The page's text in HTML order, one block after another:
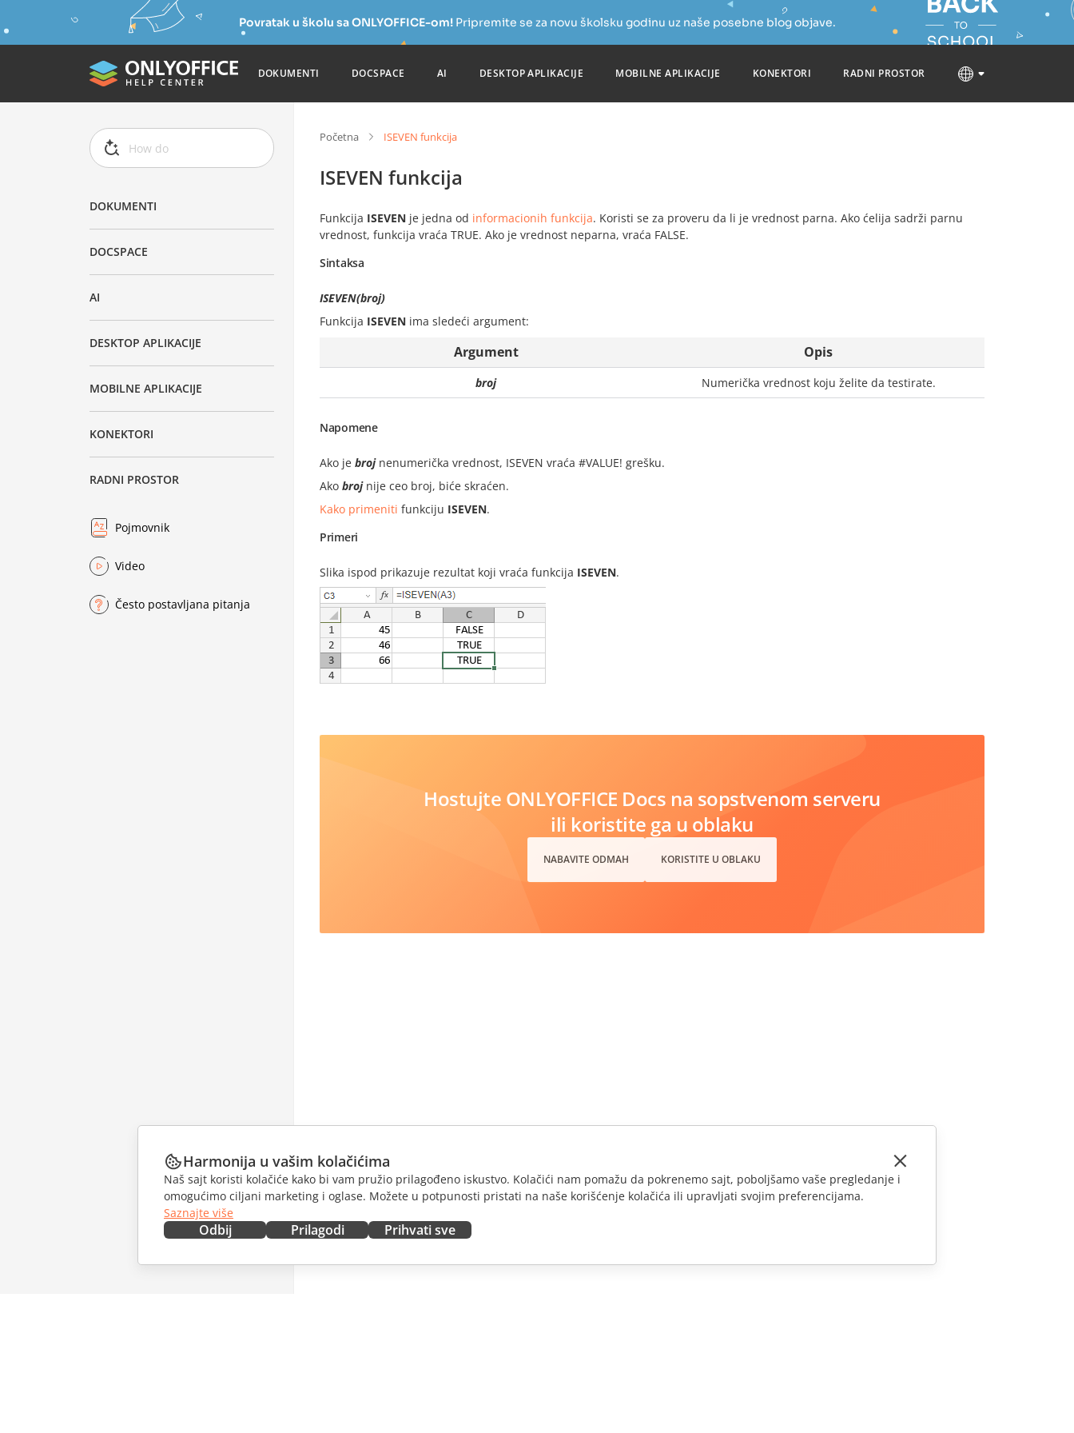
Povratak u školu sa ONLYOFFICE-om!Pripremite se za novu školsku godinu uz naše posebne blog objave.
DOKUMENTI DOCSPACE AI DESKTOP APLIKACIJE MOBILNE APLIKACIJE KONEKTORI RADNI PROSTOR
DOKUMENTI
DOCSPACE
AI
DESKTOP APLIKACIJE
MOBILNE APLIKACIJE
KONEKTORI
RADNI PROSTOR
Pojmovnik
Video
Često postavljana pitanja
Početna ISEVEN funkcija
ISEVEN funkcija
Funkcija ISEVEN je jedna od informacionih funkcija. Koristi se za proveru da li je vrednost parna. Ako ćelija sadrži parnu
vrednost, funkcija vraća TRUE. Ako je vrednost neparna, vraća FALSE.
Sintaksa
ISEVEN(broj)
Funkcija ISEVEN ima sledeći argument:
Argument Opis
broj Numerička vrednost koju želite da testirate.
Napomene
Ako je brojnenumerička vrednost, ISEVEN vraća #VALUE! grešku.
Ako brojnije ceo broj, biće skraćen.
Kako primeniti funkciju ISEVEN.
Primeri
Slika ispod prikazuje rezultat koji vraća funkcija ISEVEN.
Hostujte ONLYOFFICE Docs na sopstvenom serveru
ili koristite ga u oblaku
NABAVITE ODMAH KORISTITE U OBLAKU
Harmonija u vašim kolačićima
Naš sajt koristi kolačiće kako bi vam pružio prilagođeno iskustvo. Kolačići nam pomažu da pokrenemo sajt, poboljšamo vaše pregledanje i
omogućimo ciljani marketing i oglase. Možete u potpunosti pristati na naše korišćenje kolačića ili upravljati svojim preferencijama.
Saznajte više
Odbij Prilagodi Prihvati sve